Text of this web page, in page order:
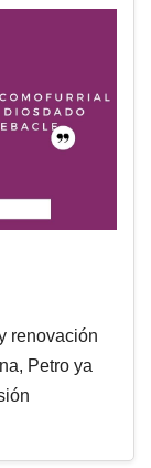
renovación
Petro ya